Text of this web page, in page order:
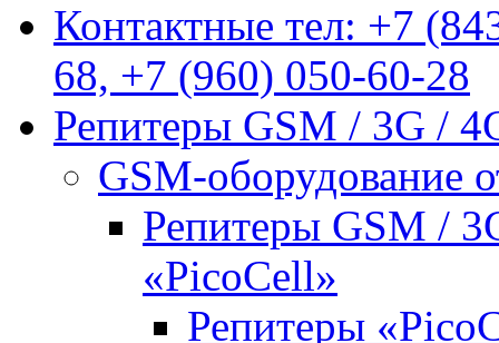
Контактные тел: +7
68, +7 (960) 050-60-28
Репитеры GSM / 3G /
GSM-оборудование
Репитеры GSM /
«PicoCell»
Репитеры